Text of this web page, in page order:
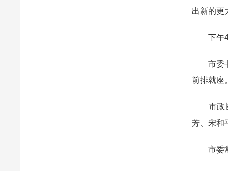
出新的更
下午4
市委书
前排就座
市政协
芳、宋和
市委常